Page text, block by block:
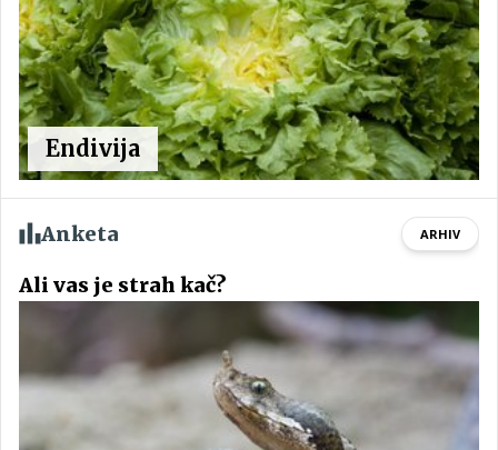
Endivija
Anketa ARHIV
Ali vas je strah kač?